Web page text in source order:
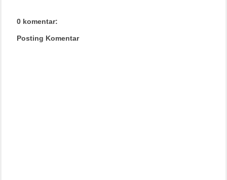
0 komentar:
Posting Komentar